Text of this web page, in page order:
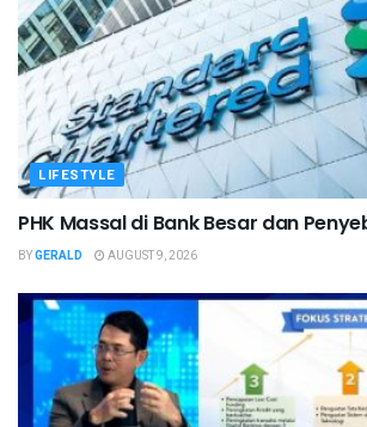
LIFESTYLE
PHK Massal di Bank Besar dan
BYGERALD AUGUST 9, 2026